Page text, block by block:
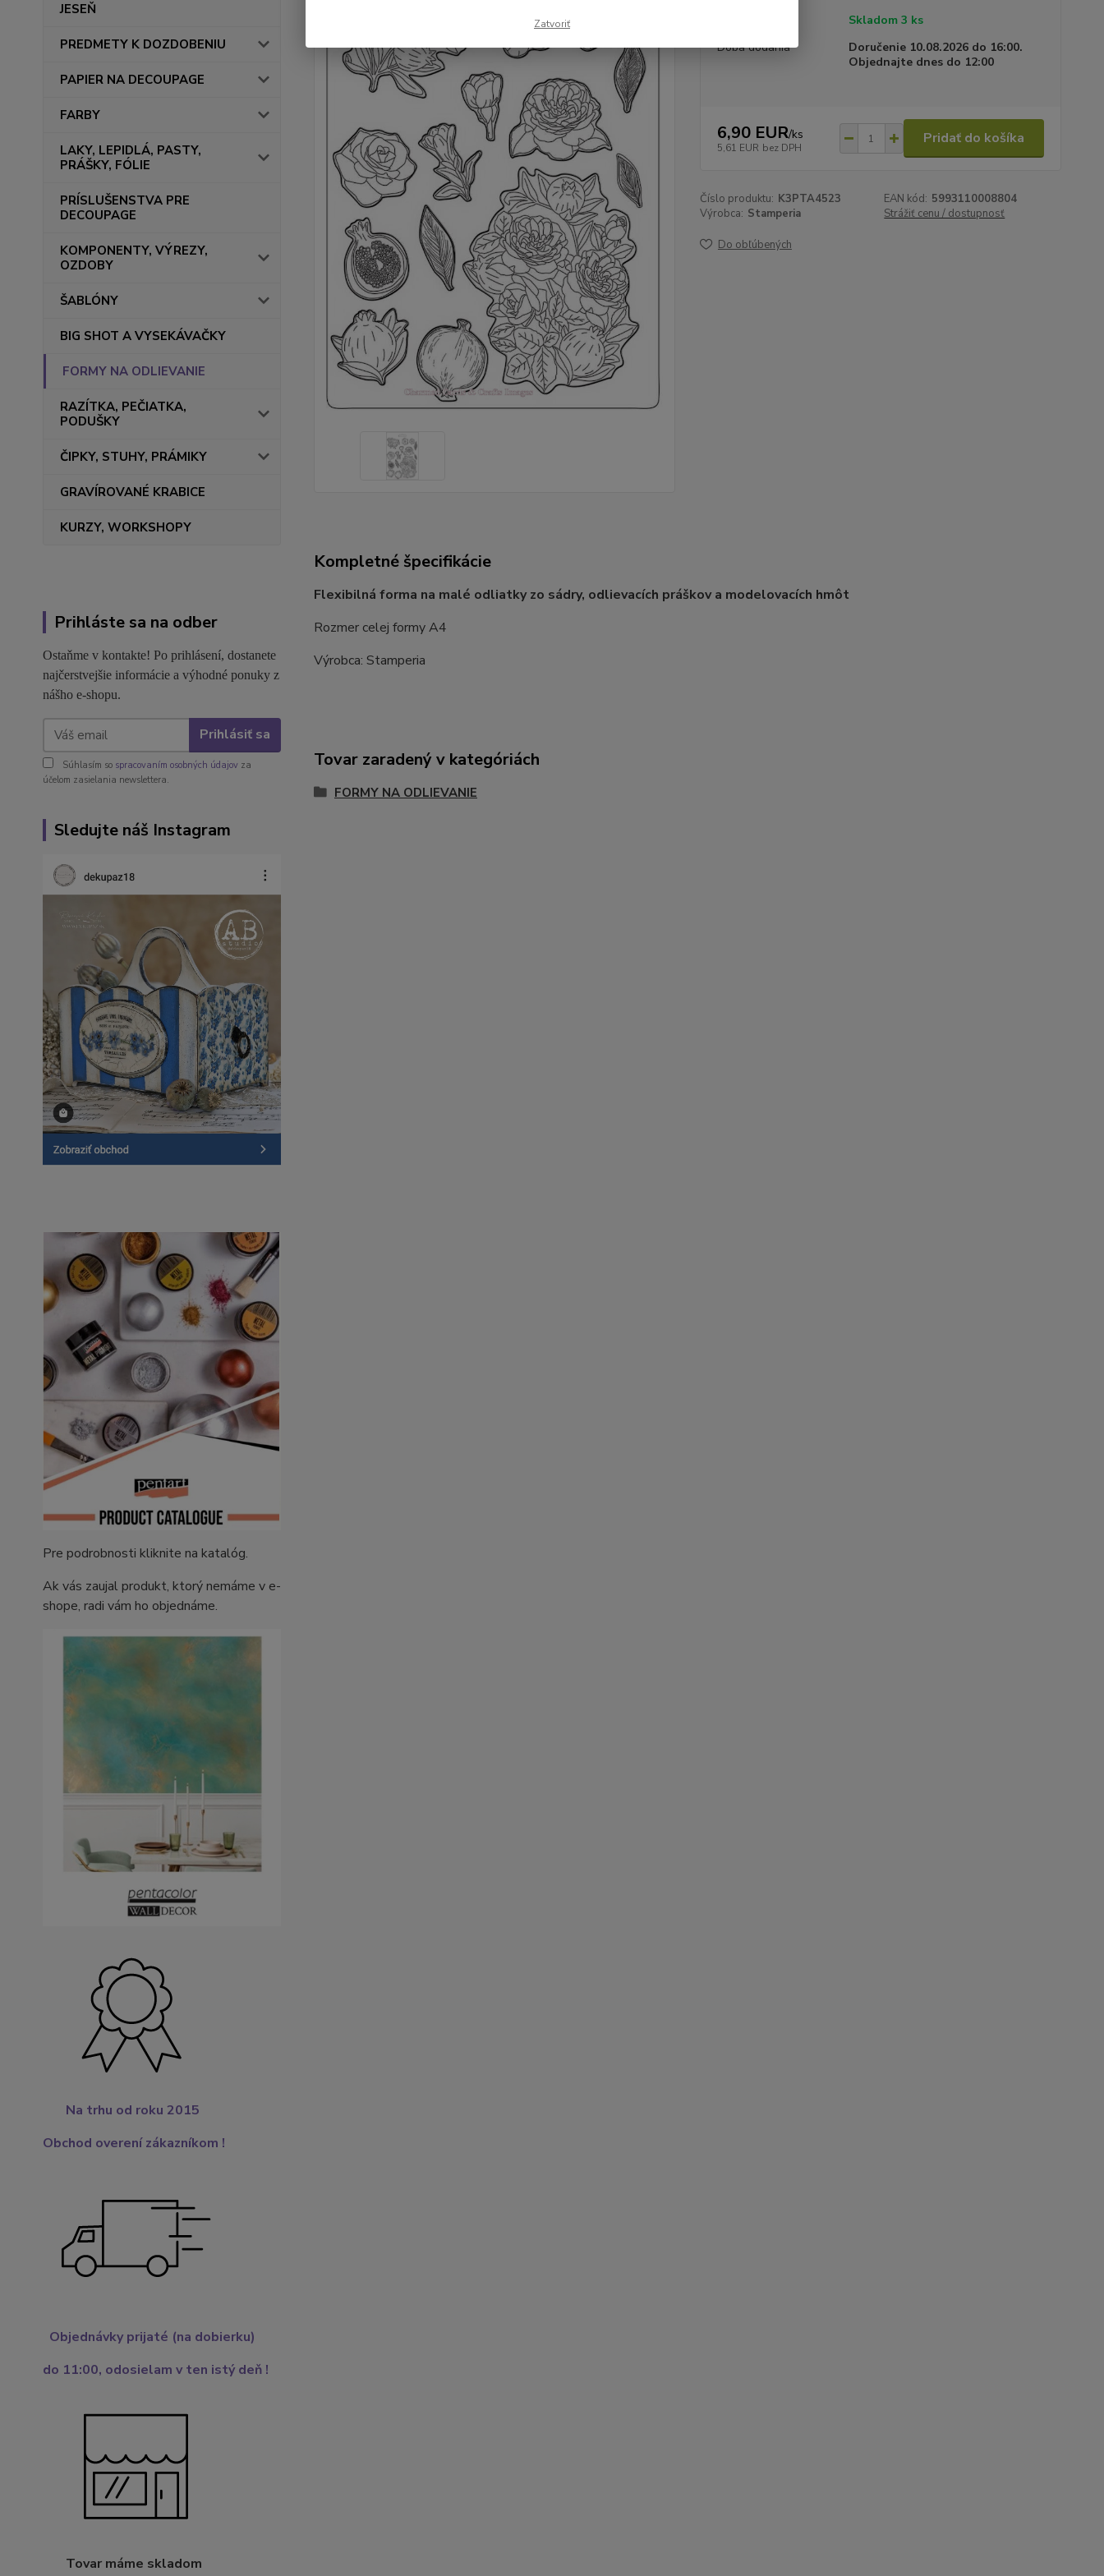
JESEŇ
PREDMETY K DOZDOBENIU
PAPIER NA DECOUPAGE
FARBY
LAKY, LEPIDLÁ, PASTY,
PRÁŠKY, FÓLIE
PRÍSLUŠENSTVA PRE
DECOUPAGE
KOMPONENTY, VÝREZY,
OZDOBY
ŠABLÓNY
BIG SHOT A VYSEKÁVAČKY
FORMY NA ODLIEVANIE
RAZÍTKA, PEČIATKA,
PODUŠKY
ČIPKY, STUHY, PRÁMIKY
GRAVÍROVANÉ KRABICE
KURZY, WORKSHOPY
Prihláste sa na odber
Ostaňme v kontakte! Po prihlásení, dostanete
najčerstvejšie informácie a výhodné ponuky z
nášho e-shopu.
Prihlásiť sa
Súhlasím so spracovaním osobných údajov za
účelom zasielania newslettera.
Sledujte náš Instagram
Pre podrobnosti kliknite na katalóg.
Ak vás zaujal produkt, ktorý nemáme v e-
shope, radi vám ho objednáme.
Na trhu od roku 2015
Obchod overení zákazníkom !
Objednávky prijaté (na dobierku)
do 11:00, odosielam v ten istý deň !
Tovar máme skladom
Skladom 3 ks
Doba dodania
Doručenie 10.08.2026 do 16:00.
Objednajte dnes do 12:00
6,90 EUR/ks
5,61 EUR bez DPH
Pridať do košíka
Číslo produktu: K3PTA4523 EAN kód: 5993110008804
Výrobca: Stamperia Strážiť cenu / dostupnosť
Do obľúbených
Kompletné špecifikácie
Flexibilná forma na malé odliatky zo sádry, odlievacích práškov a modelovacích hmôt
Rozmer celej formy A4
Výrobca: Stamperia
Tovar zaradený v kategóriách
FORMY NA ODLIEVANIE
Zatvoriť